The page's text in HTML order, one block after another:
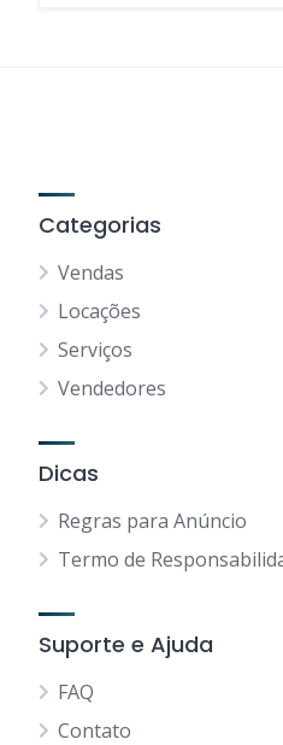
Categorias
Vendas
Locações
Serviços
Vendedores
Dicas
Regras para Anúncio
Termo de
Suporte e Ajuda
FAQ
Contato